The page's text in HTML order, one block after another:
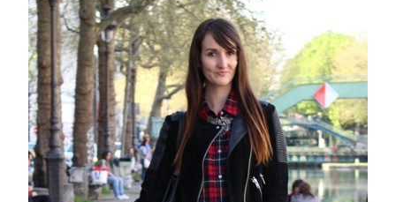
BEAUTÉ
DIVERSES BOX
DIY
LIFESTYLE
ME CONTACTER
A PROPOS
PARUTIONS ET PARTENARIATS